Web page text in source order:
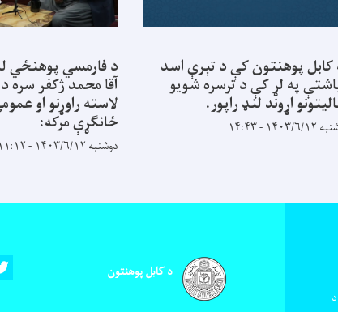
کابل پوهنتون کې د تېرې اسد
په لړ کې د ترسره شویو
اړوند لنډ راپور.
۶/۱۲ - ۱۴:۴۳
د فارمسي پوهنځي
آقا محمد ژکفر سره
لاسته راوړنو او
ځانګړې مرکه:
دوشنبه ۱۴۰۳/۶/۱۲ - ۱۱:۱۲
د کابل پوهنتون